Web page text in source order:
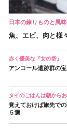
日本の練りものと風
魚、エビ、肉と様
赤く優美な『女の砦』
アンコール遺跡群の
タイのごはんは朝からお
覚えておけば旅先で
５選